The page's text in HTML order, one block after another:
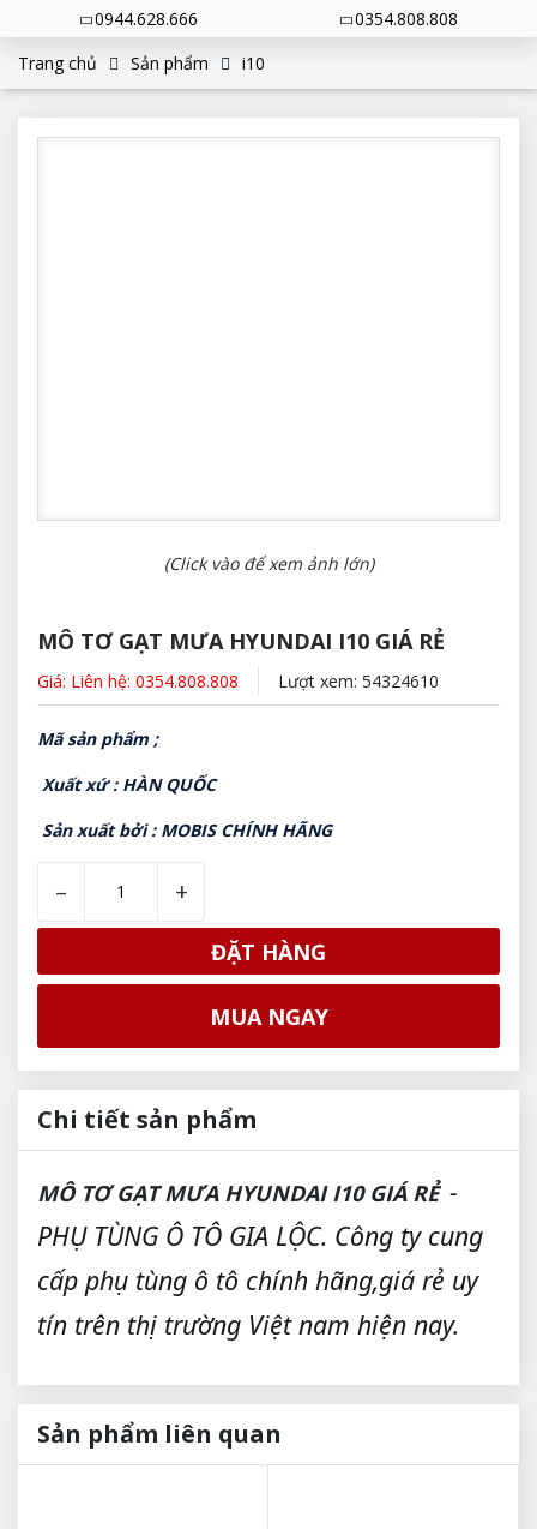
0944.628.666
0354.808.808
Trang chủ
Sản phẩm i10
(Click vào để xem ảnh lớn)
MÔ TƠ GẠT MƯA HYUNDAI I10 GIÁ RẺ
Giá: Liên hệ: 0354.808.808 Lượt xem: 54324610
Mã sản phẩm ;
Xuất xứ : HÀN QUỐC
Sản xuất bởi : MOBIS CHÍNH HÃNG
– +
ĐẶT HÀNG
MUA NGAY
Chi tiết sản phẩm
MÔ TƠ GẠT MƯA HYUNDAI I10 GIÁ RẺ -
PHỤ TÙNG Ô TÔ GIA LỘC. Công ty cung
cấp phụ tùng ô tô chính hãng,giá rẻ uy
tín trên thị trường Việt nam hiện nay.
Sản phẩm liên quan